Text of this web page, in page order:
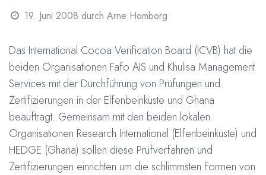
19. Juni 2008 durch Arne Homborg
Das International Cocoa Verification Board (ICVB) hat die
beiden Organisationen Fafo AIS und Khulisa Management
Services mit der Durchführung von Prüfungen und
Zertifizierungen in der Elfenbeinküste und Ghana
beauftragt. Gemeinsam mit den beiden lokalen
Organisationen Research International (Elfenbeinküste) und
HEDGE (Ghana) sollen diese Prüfverfahren und
Zertifizierungen einrichten um die schlimmsten Formen von